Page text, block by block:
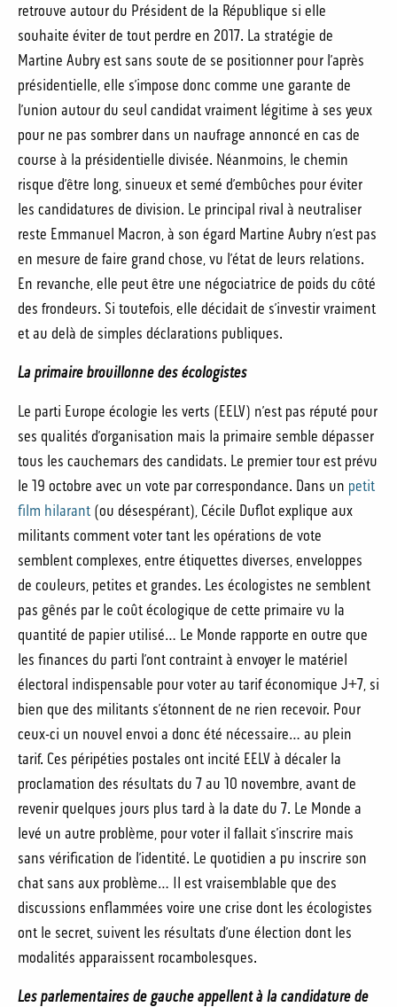
retrouve autour du Président de la République si elle
souhaite éviter de tout perdre en 2017. La stratégie de
Martine Aubry est sans soute de se positionner pour l’après
présidentielle, elle s’impose donc comme une garante de
l’union autour du seul candidat vraiment légitime à ses yeux
pour ne pas sombrer dans un naufrage annoncé en cas de
course à la présidentielle divisée. Néanmoins, le chemin
risque d’être long, sinueux et semé d’embûches pour éviter
les candidatures de division. Le principal rival à neutraliser
reste Emmanuel Macron, à son égard Martine Aubry n’est pas
en mesure de faire grand chose, vu l’état de leurs relations.
En revanche, elle peut être une négociatrice de poids du côté
des frondeurs. Si toutefois, elle décidait de s’investir vraiment
et au delà de simples déclarations publiques.
La primaire brouillonne des écologistes
Le parti Europe écologie les verts (EELV) n’est pas réputé pour
ses qualités d’organisation mais la primaire semble dépasser
tous les cauchemars des candidats. Le premier tour est prévu
le 19 octobre avec un vote par correspondance. Dans un petit
film hilarant (ou désespérant), Cécile Duflot explique aux
militants comment voter tant les opérations de vote
semblent complexes, entre étiquettes diverses, enveloppes
de couleurs, petites et grandes. Les écologistes ne semblent
pas gênés par le coût écologique de cette primaire vu la
quantité de papier utilisé… Le Monde rapporte en outre que
les finances du parti l’ont contraint à envoyer le matériel
électoral indispensable pour voter au tarif économique J+7, si
bien que des militants s’étonnent de ne rien recevoir. Pour
ceux-ci un nouvel envoi a donc été nécessaire… au plein
tarif. Ces péripéties postales ont incité EELV à décaler la
proclamation des résultats du 7 au 10 novembre, avant de
revenir quelques jours plus tard à la date du 7. Le Monde a
levé un autre problème, pour voter il fallait s’inscrire mais
sans vérification de l’identité. Le quotidien a pu inscrire son
chat sans aux problème… Il est vraisemblable que des
discussions enflammées voire une crise dont les écologistes
ont le secret, suivent les résultats d’une élection dont les
modalités apparaissent rocambolesques.
Les parlementaires de gauche appellent à la candidature de